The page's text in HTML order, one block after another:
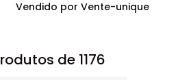
Vendido por Vente-unique
de 1176